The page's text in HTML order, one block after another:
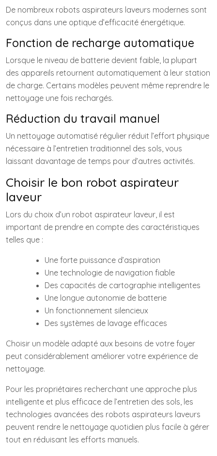
De nombreux robots aspirateurs laveurs modernes sont
conçus dans une optique d’efficacité énergétique.
Fonction de recharge automatique
Lorsque le niveau de batterie devient faible, la plupart
des appareils retournent automatiquement à leur station
de charge. Certains modèles peuvent même reprendre le
nettoyage une fois rechargés.
Réduction du travail manuel
Un nettoyage automatisé régulier réduit l’effort physique
nécessaire à l’entretien traditionnel des sols, vous
laissant davantage de temps pour d’autres activités.
Choisir le bon robot aspirateur
laveur
Lors du choix d’un robot aspirateur laveur, il est
important de prendre en compte des caractéristiques
telles que :
Une forte puissance d’aspiration
Une technologie de navigation fiable
Des capacités de cartographie intelligentes
Une longue autonomie de batterie
Un fonctionnement silencieux
Des systèmes de lavage efficaces
Choisir un modèle adapté aux besoins de votre foyer
peut considérablement améliorer votre expérience de
nettoyage.
Pour les propriétaires recherchant une approche plus
intelligente et plus efficace de l’entretien des sols, les
technologies avancées des robots aspirateurs laveurs
peuvent rendre le nettoyage quotidien plus facile à gérer
tout en réduisant les efforts manuels.